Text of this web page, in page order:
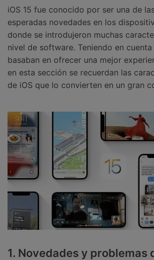
iOS 15 fue conocido por ser una de
esperadas novedades en los
donde se introdujeron muchas
nivel de software. Teniendo en
basaban en ofrecer una mejor
en esta sección se recuerdan las
de iOS que lo convierten en un gran
1. Novedades y problemas